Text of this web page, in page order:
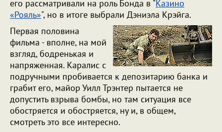
его рассматривали на роль Бонда в "Казино
«Рояль»", но в итоге выбрали Дэниэла Крэйга.
Первая половина
фильма - вполне, на мой
взгляд, бодренькая и
напряженная. Каралис с
подручными пробивается к депозитарию банка и
грабит его, майор Уилл Трэнтер пытается не
допустить взрыва бомбы, но там ситуация все
обостряется и обостряется, ну и, в общем,
смотреть это все интересно.